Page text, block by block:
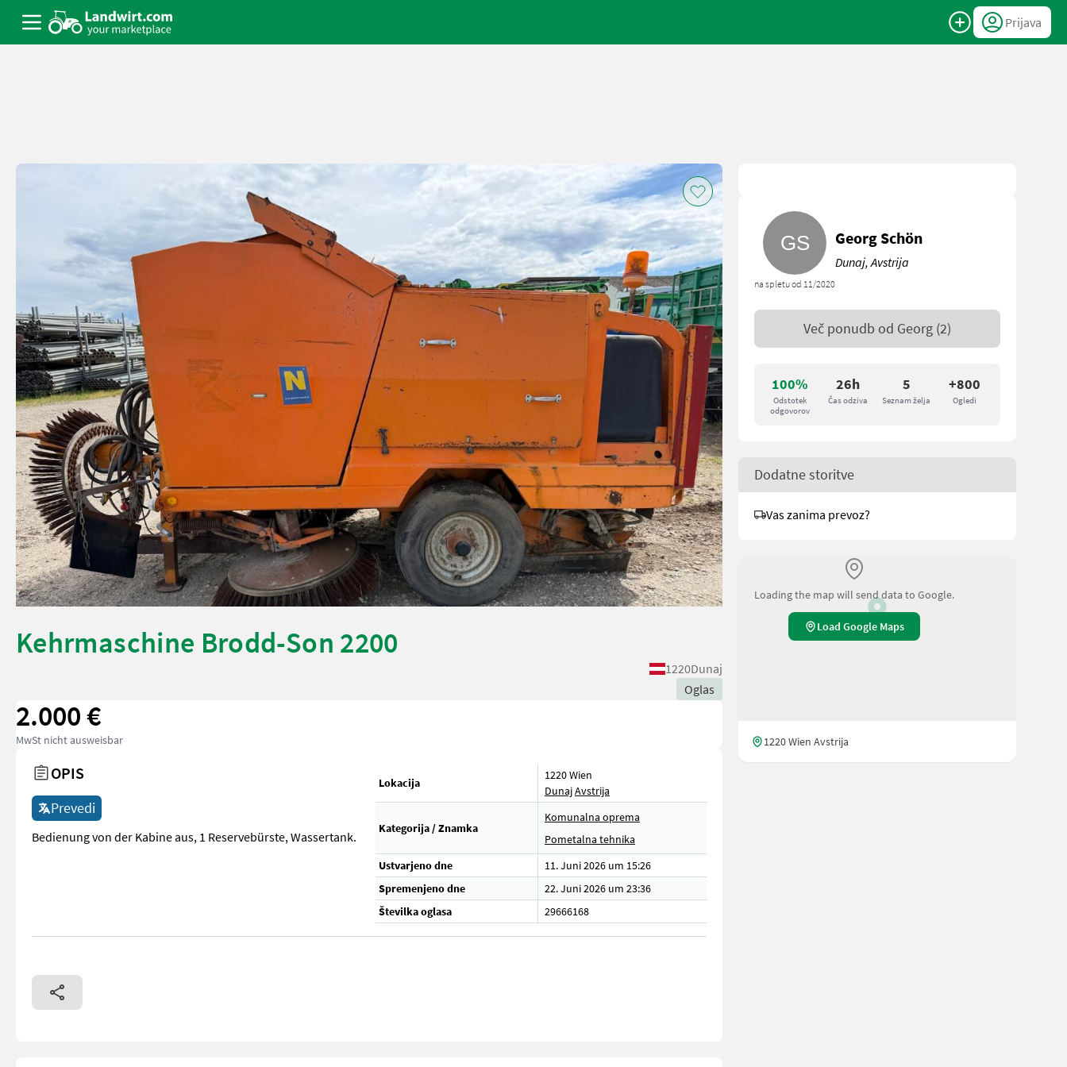
Prijava
Kehrmaschine Brodd-Son 2200
Oglas
1220Dunaj
2.000 €
MwSt nicht ausweisbar
OPIS
Prevedi
Bedienung von der Kabine aus, 1 Reservebürste, Wassertank.
Lokacija
1220 Wien
DunajAvstrija
Kategorija / Znamka
Komunalna oprema
Pometalna tehnika
Ustvarjeno dne
11. Juni 2026 um 15:26
Spremenjeno dne
22. Juni 2026 um 23:36
Številka oglasa
29666168
100%
Odstotek
odgovorov
26h
Čas odziva
5
Seznam želja
+800
Ogledi
na spletu od 11/2020
Georg Schön
Dunaj, Avstrija
Več ponudb od Georg (2)
Dodatne storitve
Vas zanima prevoz?
Loading the map will send data to Google.
Load Google Maps
1220 Wien Avstrija